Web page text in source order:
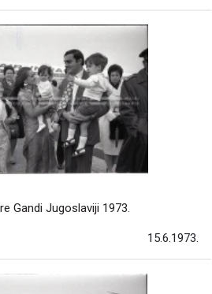
Gandi Jugoslaviji 1973.
15.6.1973.